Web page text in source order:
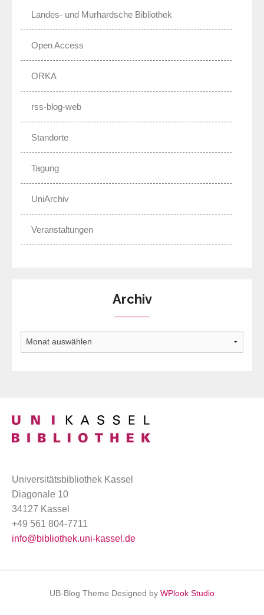
Landes- und Murhardsche Bibliothek
Open Access
ORKA
rss-blog-web
Standorte
Tagung
UniArchiv
Veranstaltungen
Archiv
Archiv
Universitätsbibliothek Kassel
Diagonale 10
34127 Kassel
+49 561 804-7711
info@bibliothek.uni-kassel.de
UB-Blog Theme Designed by WPlook Studio